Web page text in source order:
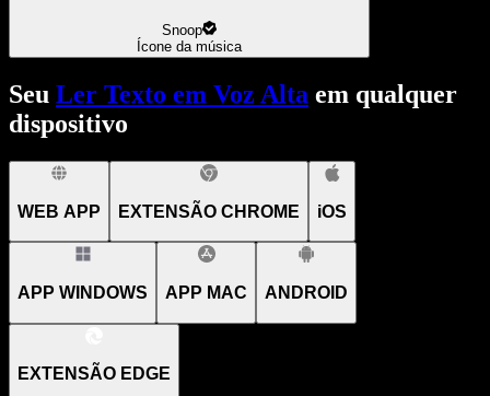
Snoop
Ícone da música
Seu Ler Texto em Voz Alta em qualquer
dispositivo
WEB APP EXTENSÃO CHROME iOS
APP WINDOWS APP MAC ANDROID
EXTENSÃO EDGE